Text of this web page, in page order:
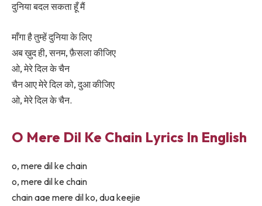
दुनिया बदल सकता हूँ मैं
माँगा है तुम्हें दुनिया के लिए
अब ख़ुद ही, सनम, फ़ैसला कीजिए
ओ, मेरे दिल के चैन
चैन आए मेरे दिल को, दुआ कीजिए
ओ, मेरे दिल के चैन.
O Mere Dil Ke Chain Lyrics In English
o, mere dil ke chain
o, mere dil ke chain
chain aae mere dil ko, dua keejie